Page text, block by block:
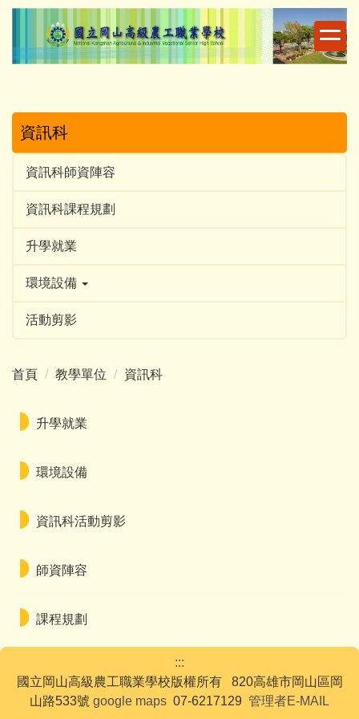
跳
主
資訊科
資訊科師資陣容
資訊科課程規劃
升學就業
環境設備
活動剪影
首頁 教學單位 資訊科
升學就業
環境設備
資訊科活動剪影
師資陣容
課程規劃
:::
國立岡山高級農工職業學校版權所有 820高雄市岡山區岡
山路533號 google maps 07-6217129 管理者E-MAIL